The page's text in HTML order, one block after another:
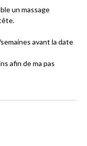
un massage
avant la date
afin de ma pas